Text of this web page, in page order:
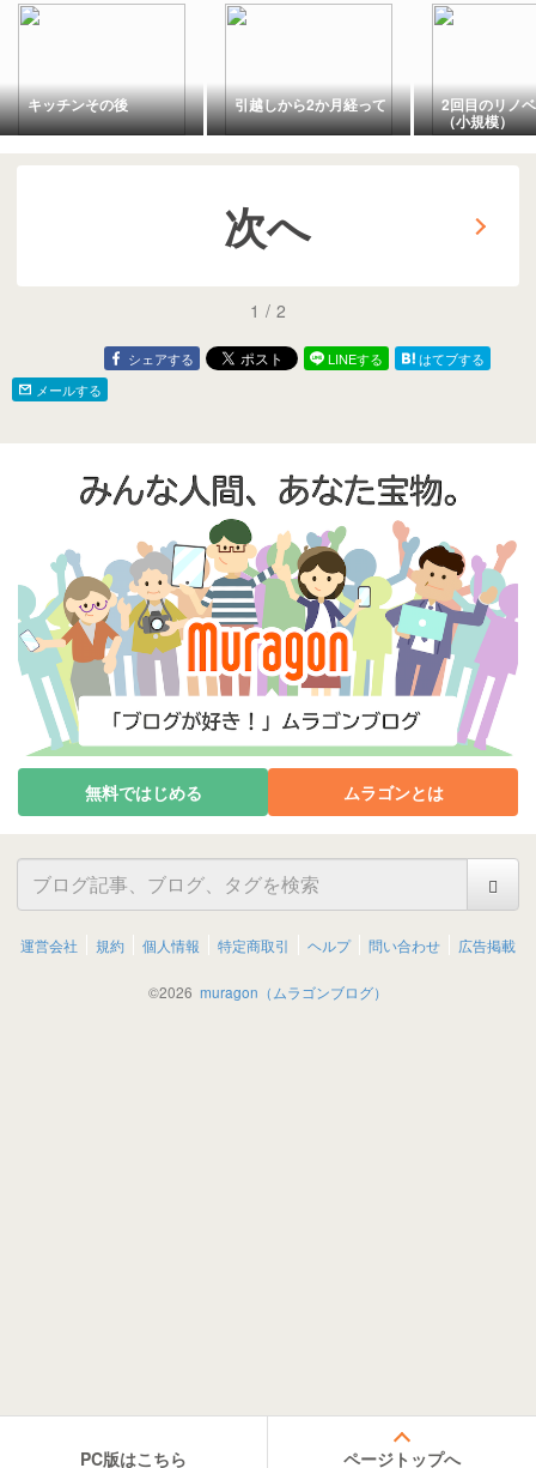
キッチンその後 引越しから2か月経って 2回目のリノ
（小規模）
次へ
1 / 2
シェアする LINEする
はてブする
メールする
無料ではじめる ムラゴンとは
運営会社 規約 個人情報 特定商取引 ヘルプ 問い合わせ 広告掲載
©2026 muragon（ムラゴンブログ）
PC版はこちら ページトップへ